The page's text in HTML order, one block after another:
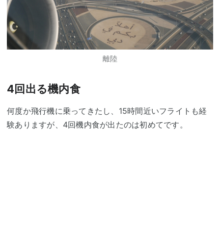
離陸
4回出る機内食
何度か飛行機に乗ってきたし、15時間近いフライトも経
験ありますが、4回機内食が出たのは初めてです。